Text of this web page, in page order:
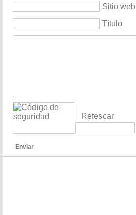
Sitio web
Título
Refescar
Enviar